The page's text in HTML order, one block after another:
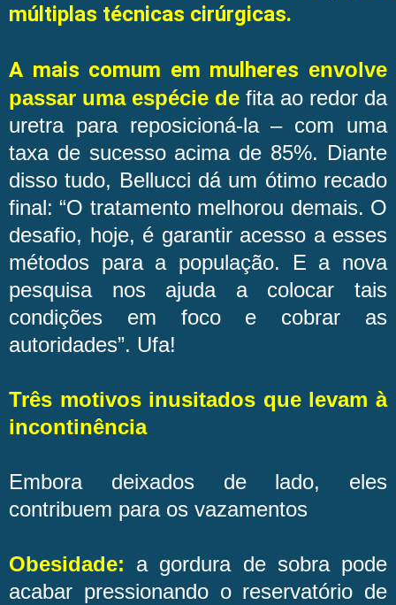
múltiplas técnicas cirúrgicas.
A mais comum em mulheres envolve
passar uma espécie de fita ao redor da
uretra para reposicioná-la – com uma
taxa de sucesso acima de 85%. Diante
disso tudo, Bellucci dá um ótimo recado
final: “O tratamento melhorou demais. O
desafio, hoje, é garantir acesso a esses
métodos para a população. E a nova
pesquisa nos ajuda a colocar tais
condições em foco e cobrar as
autoridades”. Ufa!
Três motivos inusitados que levam à
incontinência
Embora deixados de lado, eles
contribuem para os vazamentos
Obesidade: a gordura de sobra pode
acabar pressionando o reservatório de